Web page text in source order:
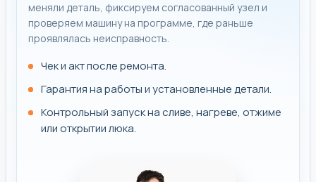
меняли деталь, фиксируем согласованный узел и
проверяем машину на программе, где раньше
проявлялась неисправность.
Чек и акт после ремонта.
Гарантия на работы и установленные детали.
Контрольный запуск на сливе, нагреве, отжиме
или открытии люка.